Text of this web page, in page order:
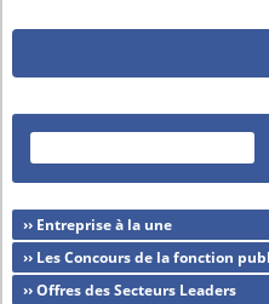
›› Entreprise à la une
›› Les Concours de la fonction
›› Offres des Secteurs Leaders